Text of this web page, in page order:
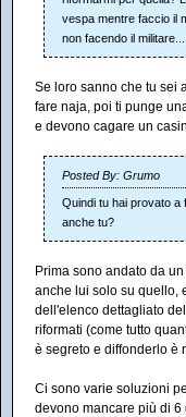
vespa mentre faccio il
non facendo il
Se loro sanno che tu sei
fare naja, poi ti punge
e devono cagare un
Posted By: Grumo
Quindi tu hai provato a
anche tu?
Prima sono andato da
anche lui solo su quello,
dell'elenco dettagliato
riformati (come tutto
è segreto e diffonderlo è
Ci sono varie soluzioni
devono mancare più di